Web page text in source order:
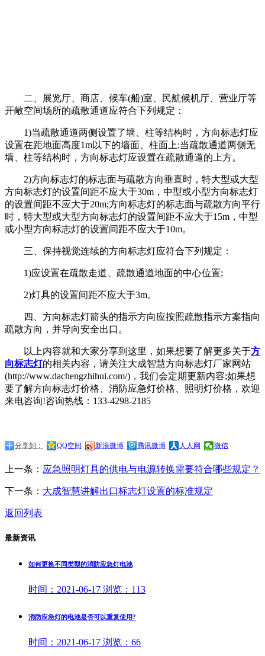
二、展览厅、商店、候车(船)室、民航候机厅、营业厅等
开敞空间场所的疏散通道应符合下列规定：
1)当疏散通道两侧设置了墙、柱等结构时，方向标志灯应
设置在距地面高度1m以下的墙面、柱面上;当疏散通道两侧无
墙、柱等结构时，方向标志灯应设置在疏散通道的上方。
2)方向标志灯的标志面与疏散方向垂直时，特大型或大型
方向标志灯的设置间距不应大于30m，中型或小型方向标志灯
的设置间距不应大于20m;方向标志灯的标志面与疏散方向平行
时，特大型或大型方向标志灯的设置间距不应大于15m，中型
或小型方向标志灯的设置间距不应大于10m。
三、保持视觉连续的方向标志灯应符合下列规定：
1)应设置在疏散走道、疏散通道地面的中心位置;
2)灯具的设置间距不应大于3m。
四、方向标志灯箭头的指示方向应按照疏散指示方案指向
疏散方向，并导向安全出口。
以上内容就和大家分享到这里，如果想要了解更多关于方
向标志灯的相关内容，请关注大成智慧方向标志灯厂家网站
(http://www.dachengzhihui.com/)，我们会定期更新内容;如果想
要了解方向标志灯价格、消防应急灯价格、照明灯价格，欢迎
来电咨询!咨询热线：133-4298-2185
分享到： QQ空间 新浪微博 腾讯微博 人人网 微信
上一条： 应急照明灯具的供电与电源转换需要符合哪些规定？
下一条： 大成智慧讲解出口标志灯设置的标准规定
返回列表
最新资讯
如何更换不同类型的消防应急灯电池
时间： 2021-06-17 浏览： 113
消防应急灯的电池是否可以重复使用?
时间： 2021-06-17 浏览： 66